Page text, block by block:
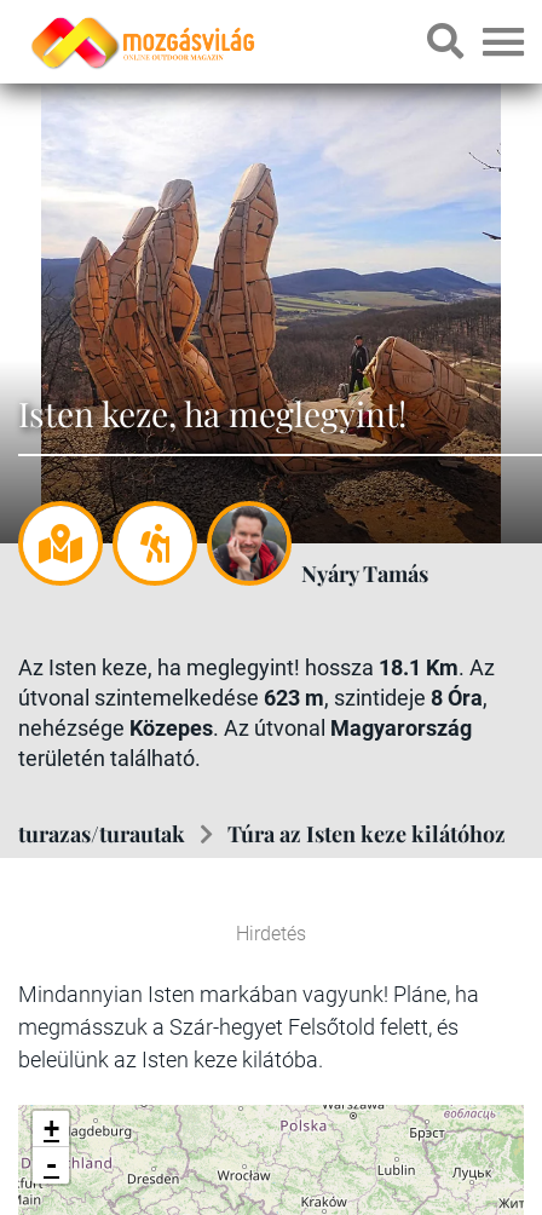
Isten keze, ha meglegyint!
Nyáry Tamás
Az Isten keze, ha meglegyint! hossza 18.1 Km. Az
útvonal szintemelkedése 623 m, szintideje 8 Óra,
nehézsége Közepes. Az útvonal Magyarország
területén található.
turazas/turautak Túra az Isten keze kilátóhoz
Hirdetés
Mindannyian Isten markában vagyunk! Pláne, ha
megmásszuk a Szár-hegyet Felsőtold felett, és
beleülünk az Isten keze kilátóba.
+
-